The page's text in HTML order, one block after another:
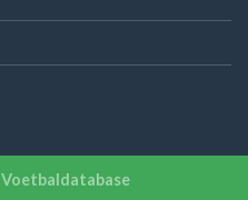
Voetbaldatabase